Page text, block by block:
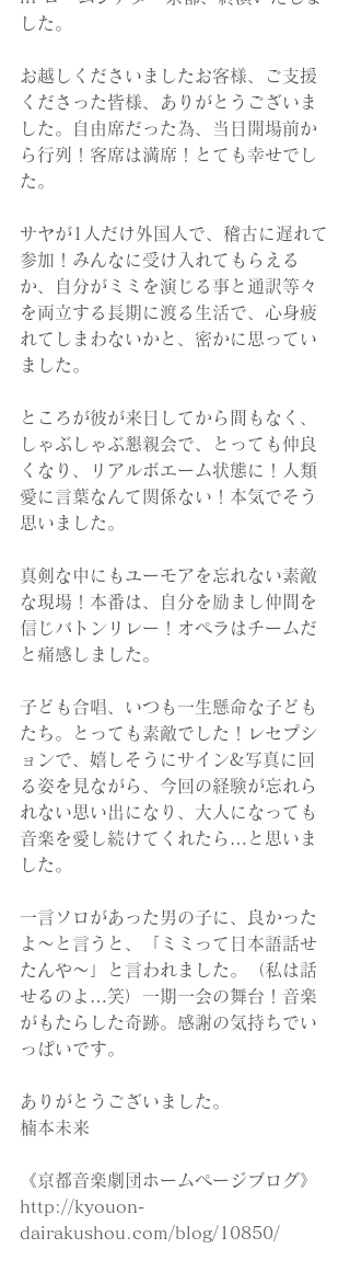
した。
お越しくださいましたお客様、ご支援
くださった皆様、ありがとうございま
した。自由席だった為、当日開場前か
ら行列！客席は満席！とても幸せでし
た。
サヤが1人だけ外国人で、稽古に遅れて
参加！みんなに受け入れてもらえる
か、自分がミミを演じる事と通訳等々
を両立する長期に渡る生活で、心身疲
れてしまわないかと、密かに思ってい
ました。
ところが彼が来日してから間もなく、
しゃぶしゃぶ懇親会で、とっても仲良
くなり、リアルボエーム状態に！人類
愛に言葉なんて関係ない！本気でそう
思いました。
真剣な中にもユーモアを忘れない素敵
な現場！本番は、自分を励まし仲間を
信じバトンリレー！オペラはチームだ
と痛感しました。
子ども合唱、いつも一生懸命な子ども
たち。とっても素敵でした！レセプシ
ョンで、嬉しそうにサイン&写真に回
る姿を見ながら、今回の経験が忘れら
れない思い出になり、大人になっても
音楽を愛し続けてくれたら…と思いま
した。
一言ソロがあった男の子に、良かった
よ〜と言うと、「ミミって日本語話せ
たんや〜」と言われました。（私は話
せるのよ…笑）一期一会の舞台！音楽
がもたらした奇跡。感謝の気持ちでい
っぱいです。
ありがとうございました。
楠本未来
《京都音楽劇団ホームページブログ》
http://kyouon-
dairakushou.com/blog/10850/